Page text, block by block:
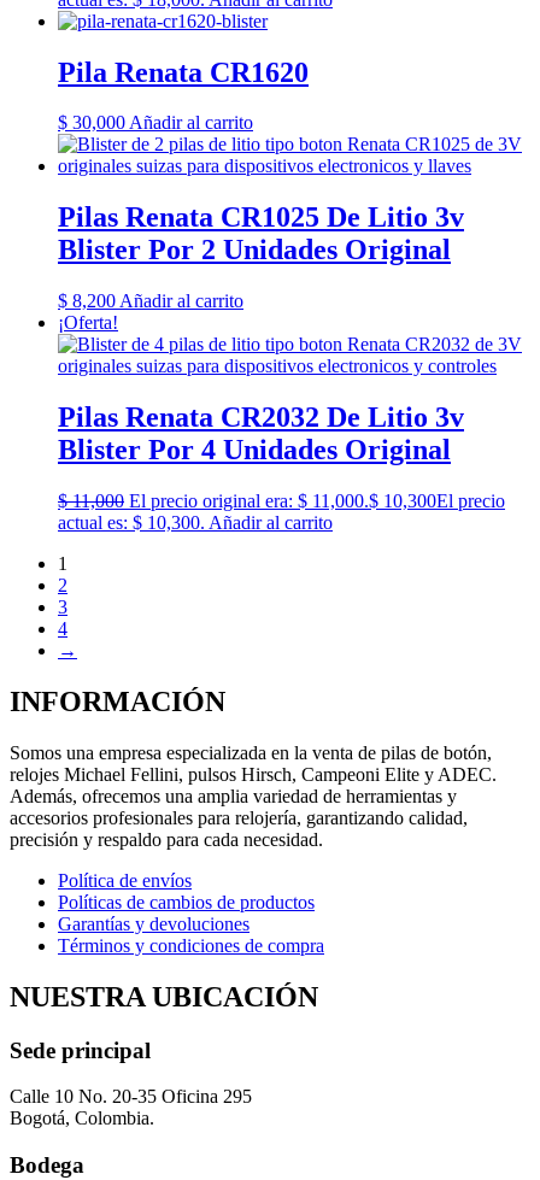
Pila Renata CR1620
$ 30,000Añadir al carrito
Pilas Renata CR1025 De Litio 3v
Blister Por 2 Unidades Original
$ 8,200 Añadir al carrito
¡Oferta!
Pilas Renata CR2032 De Litio 3v
Blister Por 4 Unidades Original
$11,000 El precio original era: $ 11,000.$ 10,300El precio
actual es: $ 10,300. Añadir al carrito
1
2
3
4
→
INFORMACIÓN
Somos una empresa especializada en la venta de pilas de botón,
relojes Michael Fellini, pulsos Hirsch, Campeoni Elite y ADEC.
Además, ofrecemos una amplia variedad de herramientas y
accesorios profesionales para relojería, garantizando calidad,
precisión y respaldo para cada necesidad.
Política de envíos
Políticas de cambios de productos
Garantías y devoluciones
Términos y condiciones de compra
NUESTRA UBICACIÓN
Sede principal
Calle 10 No. 20-35 Oficina 295
Bogotá, Colombia.
Bodega